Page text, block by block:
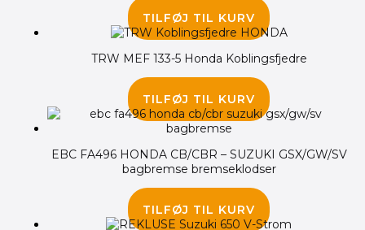
TILFØJ TIL KURV
TRW MEF 133-5 Honda Koblingsfjedre
TILFØJ TIL KURV
EBC FA496 HONDA CB/CBR – SUZUKI GSX/GW/SV
bagbremse bremseklodser
TILFØJ TIL KURV